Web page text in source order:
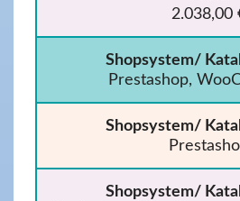
2.038,00
Shopsystem/
Prestashop,
Shopsystem/
Shopsystem/